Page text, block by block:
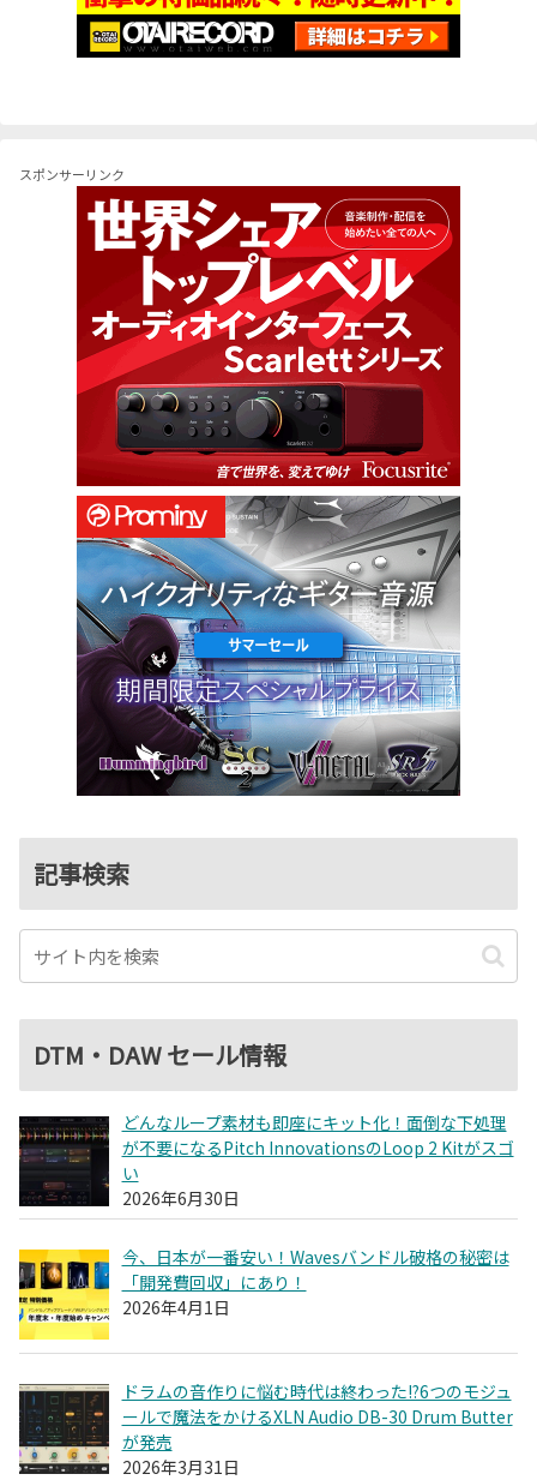
スポンサーリンク
記事検索
DTM・DAW セール情報
どんなループ素材も即座にキット化！面倒な下処理
が不要になるPitch InnovationsのLoop 2 Kitがスゴ
い
2026年6月30日
今、日本が一番安い！Wavesバンドル破格の秘密は
「開発費回収」にあり！
2026年4月1日
ドラムの音作りに悩む時代は終わった!?6つのモジュ
ールで魔法をかけるXLN Audio DB-30 Drum Butter
が発売
2026年3月31日